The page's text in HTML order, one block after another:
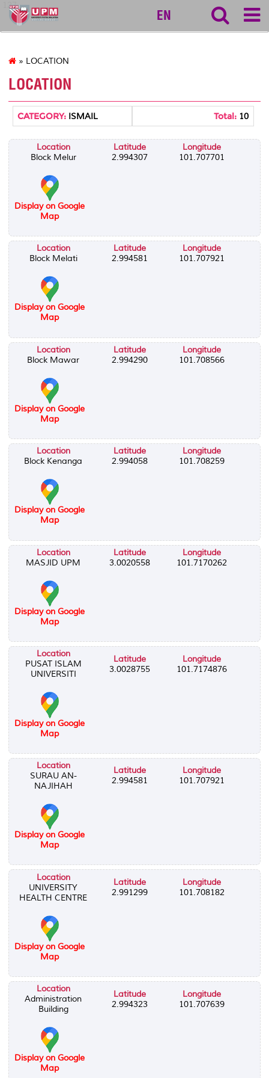
127
EN
» LOCATION
LOCATION
CATEGORY: ISMAIL Total: 10
Location
Block Melur
Latitude
2.994307
Longitude
101.707701
Display on Google
Map
Location
Block Melati
Latitude
2.994581
Longitude
101.707921
Display on Google
Map
Location
Block Mawar
Latitude
2.994290
Longitude
101.708566
Display on Google
Map
Location
Block Kenanga
Latitude
2.994058
Longitude
101.708259
Display on Google
Map
Location
MASJID UPM
Latitude
3.0020558
Longitude
101.7170262
Display on Google
Map
Location
PUSAT ISLAM
UNIVERSITI
Latitude
3.0028755
Longitude
101.7174876
Display on Google
Map
Location
SURAU AN-
NAJIHAH
Latitude
2.994581
Longitude
101.707921
Display on Google
Map
Location
UNIVERSITY
HEALTH CENTRE
Latitude
2.991299
Longitude
101.708182
Display on Google
Map
Location
Administration
Building
Latitude
2.994323
Longitude
101.707639
Display on Google
Map